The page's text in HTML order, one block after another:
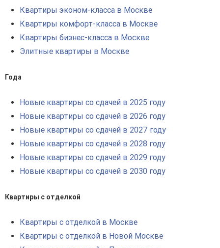
Квартиры эконом-класса в Москве
Квартиры комфорт-класса в Москве
Квартиры бизнес-класса в Москве
Элитные квартиры в Москве
Года
Новые квартиры со сдачей в 2025 году
Новые квартиры со сдачей в 2026 году
Новые квартиры со сдачей в 2027 году
Новые квартиры со сдачей в 2028 году
Новые квартиры со сдачей в 2029 году
Новые квартиры со сдачей в 2030 году
Квартиры с отделкой
Квартиры с отделкой в Москве
Квартиры с отделкой в Новой Москве